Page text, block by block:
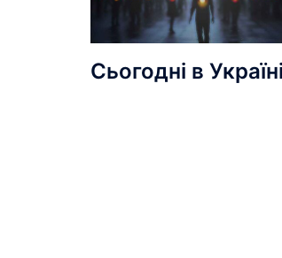
Сьогодні в Україні